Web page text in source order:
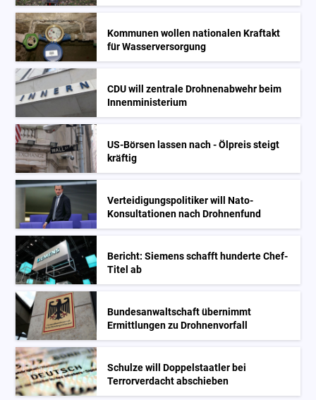
Kommunen wollen nationalen Kraftakt
für Wasserversorgung
CDU will zentrale Drohnenabwehr beim
Innenministerium
US-Börsen lassen nach - Ölpreis steigt
kräftig
Verteidigungspolitiker will Nato-
Konsultationen nach Drohnenfund
Bericht: Siemens schafft hunderte Chef-
Titel ab
Bundesanwaltschaft übernimmt
Ermittlungen zu Drohnenvorfall
Schulze will Doppelstaatler bei
Terrorverdacht abschieben